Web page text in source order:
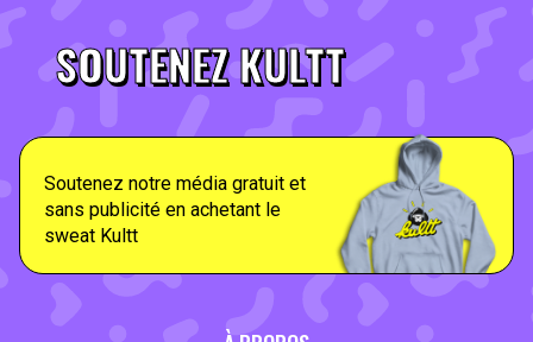
SOUTENEZ KULTT
Soutenez notre média gratuit et
sans publicité en achetant le
sweat Kultt